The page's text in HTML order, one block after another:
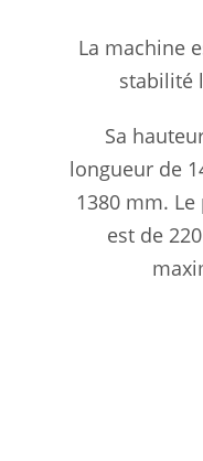
La machine
stabilité
Sa
longueur de
1380 mm.
est de